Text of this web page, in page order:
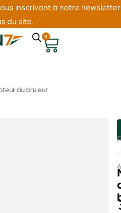
inscrivant à notre newsletter
du site.
0
du bruleur
: